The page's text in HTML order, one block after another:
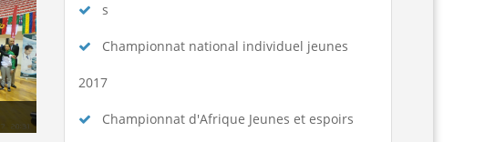
s
Championnat national individuel jeunes
2017
Championnat d'Afrique Jeunes et espoirs